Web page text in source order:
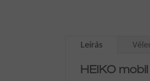
Leírás
HEIKO